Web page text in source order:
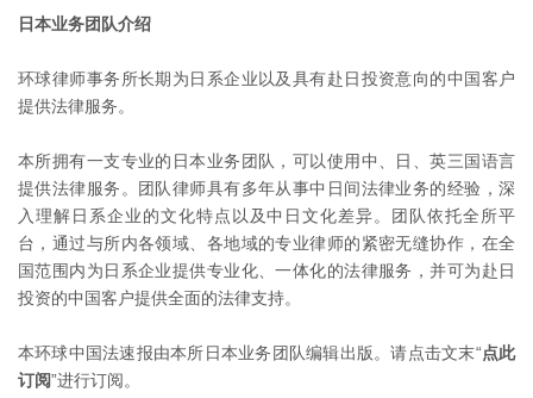
日本业务团队介绍
环球律师事务所长期为日系企业以及具有赴日投资意向的中国客户
提供法律服务。
本所拥有一支专业的日本业务团队，可以使用中、日、英三国语言
提供法律服务。团队律师具有多年从事中日间法律业务的经验，深
入理解日系企业的文化特点以及中日文化差异。团队依托全所平
台，通过与所内各领域、各地域的专业律师的紧密无缝协作，在全
国范围内为日系企业提供专业化、一体化的法律服务，并可为赴日
投资的中国客户提供全面的法律支持。
本环球中国法速报由本所日本业务团队编辑出版。请点击文末“点此
订阅”进行订阅。